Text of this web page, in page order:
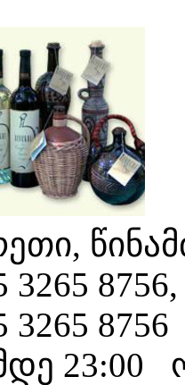
3265 8756,
3265 8756
23:00